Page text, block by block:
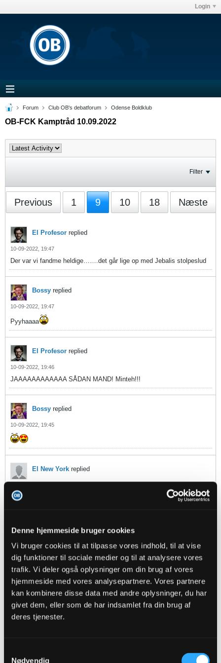
Denne hjemmeside bruger cookies
Vi bruger cookies til at tilpasse vores indhold, til at vise
dig funktioner til sociale medier og til at analysere vores
trafik. Vi deler også oplysninger om din brug af vores
hjemmeside med vores analysepartnere. Vores partnere
kan kombinere disse data med andre oplysninger, du har
givet dem, eller som de har indsamlet fra din brug af
deres tjenester.
Nødvendig
Login
Forum Club OB's debatforum Odense Boldklub
OB-FCK Kamptråd 10.09.2022
Filter
Previous 1 9 10 18 Næste
El Profesor replied
10-09-2022, 19:47
Der var vi fandme heldige…….det går lige op med Jebalis stolpeslud
Bossy replied
10-09-2022, 19:47
Pyyhaaaa
El Profesor replied
10-09-2022, 19:46
JAAAAAAAAAAAA SÅDAN MAND! Minteh!!!
Bossy replied
10-09-2022, 19:45
El New York replied
Sådan!!!!!
tOrnBjerg replied
10-09-2022, 19:45
Oprindeligt indsendt af Monrad
Der er nu spillet 20 min af 2. Halvleg.
Er der nogen som kan fortælle mig hvor henne chancerne
skal opstå ? Omstilling, fejl af FCKs midterforsvar igen.
Jeg kan ikke få øje på takter i spillet som fordrer noget som
Stilen virker ikke.
Superior